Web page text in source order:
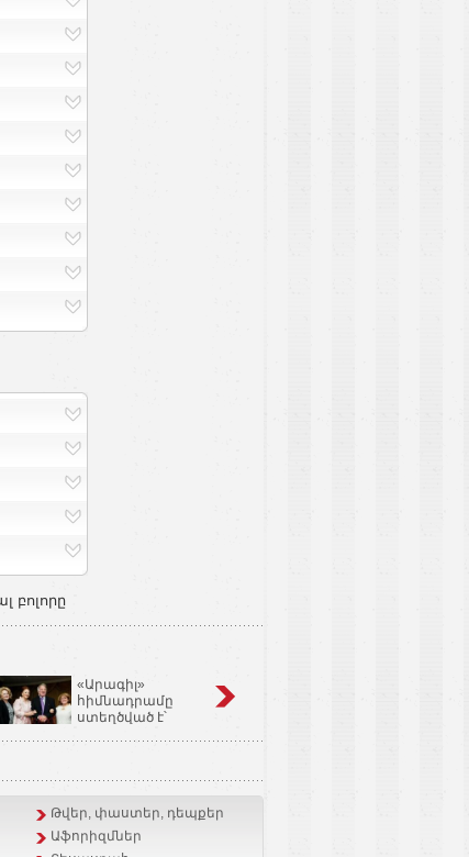
բոլորը
«Արագիլ»
հիմնադրամը
ստեղծված է՝
Թվեր, փաստեր, դեպքեր
Աֆորիզմներ